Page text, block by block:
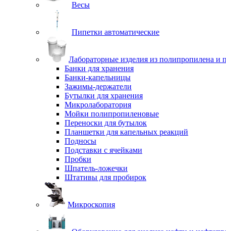
Весы
Пипетки автоматические
Лабораторные изделия из полипропилена и
Банки для хранения
Банки-капельницы
Зажимы-держатели
Бутылки для хранения
Микролаборатория
Мойки полипропиленовые
Переноски для бутылок
Планшетки для капельных реакций
Подносы
Подставки с ячейками
Пробки
Шпатель-ложечки
Штативы для пробирок
Микроскопия